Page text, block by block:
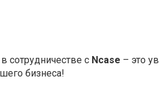
в сотрудничестве с Ncase – это
бизнеса!